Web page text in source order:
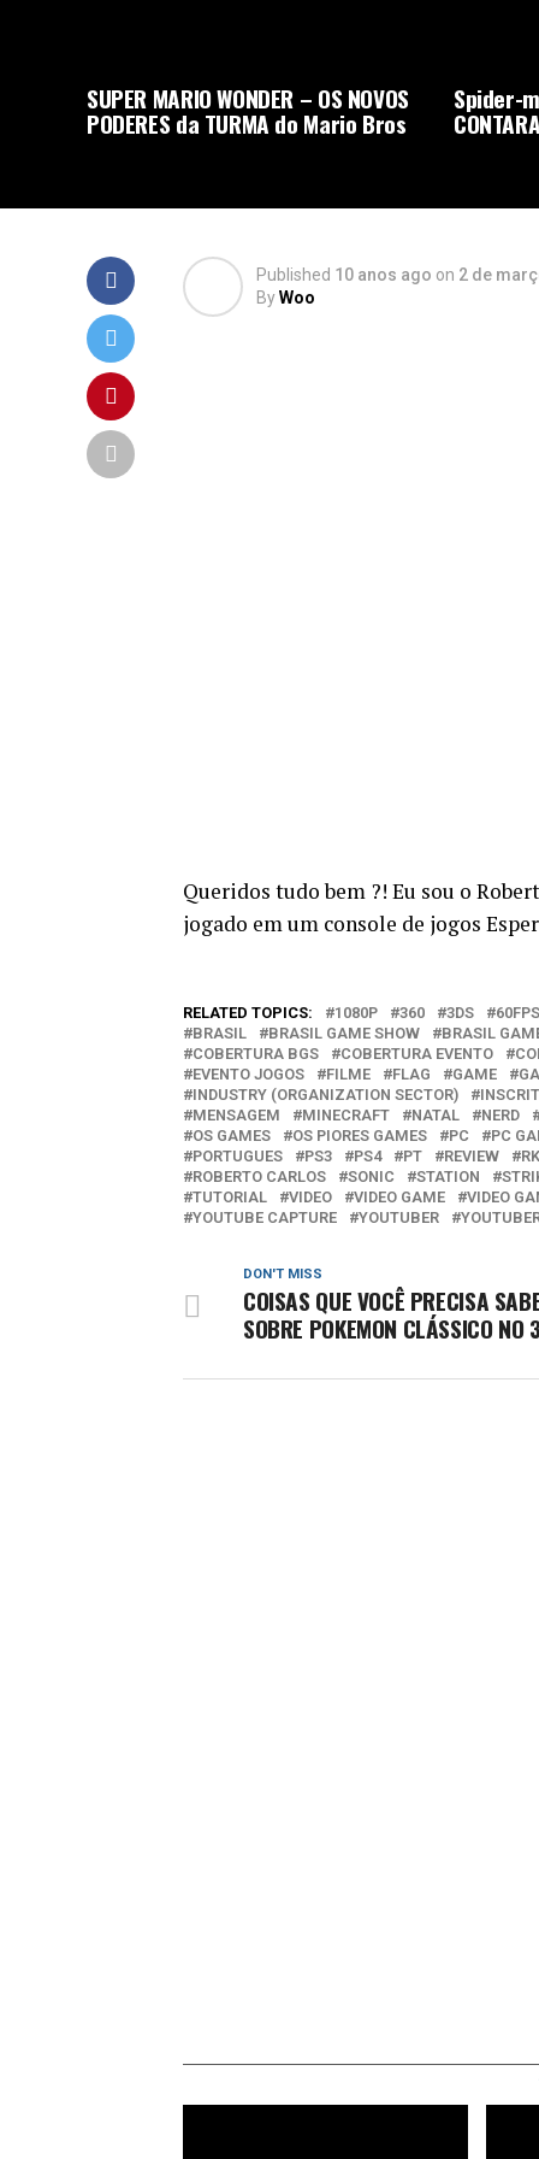
SUPER MARIO WONDER – OS NOVOS
PODERES da TURMA do Mario Bros
Spider-
Published 10 anos ago on 2 de
ByWoo
Queridos tudo bem ?! Eu sou o
jogado em um console de jogos
RELATED TOPICS: 1080P 360 3DS 60FPS
BRASIL
BRASIL GAME SHOW BRASIL
COBERTURA BGS
COBERTURA EVENTO
EVENTO JOGOS
FILME FLAG GAME
INDUSTRY (ORGANIZATION SECTOR)
MENSAGEM
MINECRAFT NATAL NERD
OS GAMES
OS PIORES GAMES PC PC
PORTUGUES
PS3 PS4 PT REVIEW RK
ROBERTO CARLOS
SONIC STATION
TUTORIAL
VIDEO VIDEO GAME VIDEO
YOUTUBE CAPTURE
YOUTUBER
DON'T MISS
COISAS QUE VOCÊ PRECISA
SOBRE POKEMON CLÁSSICO NO